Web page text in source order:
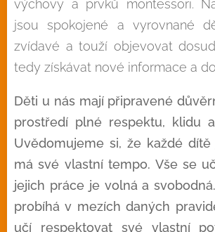
výchovy a prvků montessori.
jsou spokojené a vyrovnané
zvídavé a touží objevovat
tedy získávat nové informace a
Děti u nás mají připravené
prostředí plné respektu, klidu
Uvědomujeme si, že každé
má své vlastní tempo. Vše se
jejich práce je volná a
probíhá v mezích daných
učí respektovat své vlastní